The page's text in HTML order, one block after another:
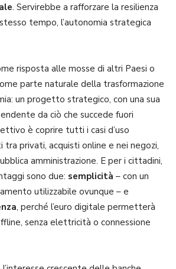
. Servirebbe a rafforzare la resilienza
tempo, l’autonomia strategica
risposta alle mosse di altri Paesi o
parte naturale della trasformazione
un progetto strategico, con una sua
da ciò che succede fuori
è coprire tutti i casi d’uso
tra privati, acquisti online e nei negozi,
amministrazione. E per i cittadini,
sono due: semplicità – con un
utilizzabile ovunque – e
, perché l’euro digitale permetterà
senza elettricità o connessione